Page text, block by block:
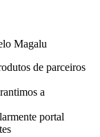
Magalu
de parceiros
a
portal